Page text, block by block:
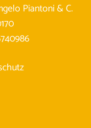
Piantoni & C.